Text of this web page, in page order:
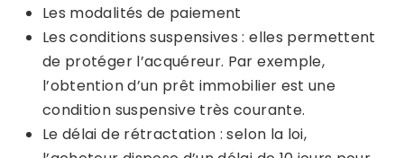
Les modalités de paiement
Les conditions suspensives : elles permettent
de protéger l’acquéreur. Par exemple,
l’obtention d’un prêt immobilier est une
condition suspensive très courante.
Le délai de rétractation : selon la loi,